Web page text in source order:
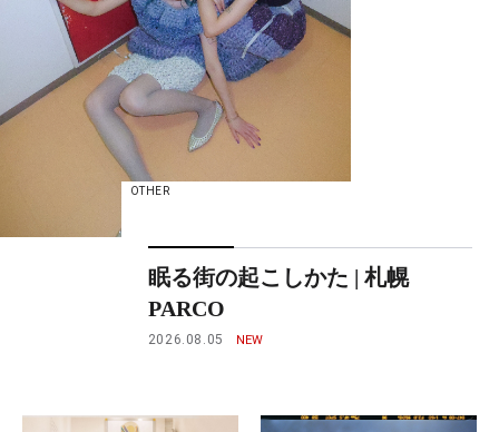
OTHER
眠る街の起こしかた | 札幌
PARCO
2026.08.05